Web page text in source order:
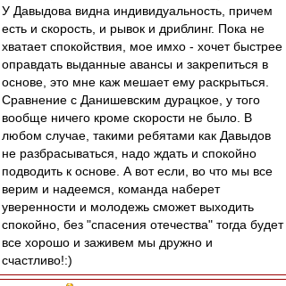
У Давыдова видна индивидуальность, причем
есть и скорость, и рывок и дриблинг. Пока не
хватает спокойствия, мое имхо - хочет быстрее
оправдать выданные авансы и закрепиться в
основе, это мне каж мешает ему раскрыться.
Сравнение с Данишевским дурацкое, у того
вообще ничего кроме скорости не было. В
любом случае, такими ребятами как Давыдов
не разбрасываться, надо ждать и спокойно
подводить к основе. А вот если, во что мы все
верим и надеемся, команда наберет
уверенности и молодежь сможет выходить
спокойно, без "спасения отечества" тогда будет
все хорошо и заживем мы дружно и
счастливо!:)